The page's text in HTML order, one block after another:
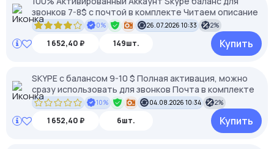
звонков 7-8$ с почтой в комплекте Читаем описание
0% 26.07.2026 10:33 2%
1 652,40 ₽ 149шт. Купить
SKYPE c балансом 9-10 $ Полная активация, можно
сразу использовать для звонков Почта в комплекте
10% 04.08.2026 10:34 2%
1 652,40 ₽ 6шт. Купить